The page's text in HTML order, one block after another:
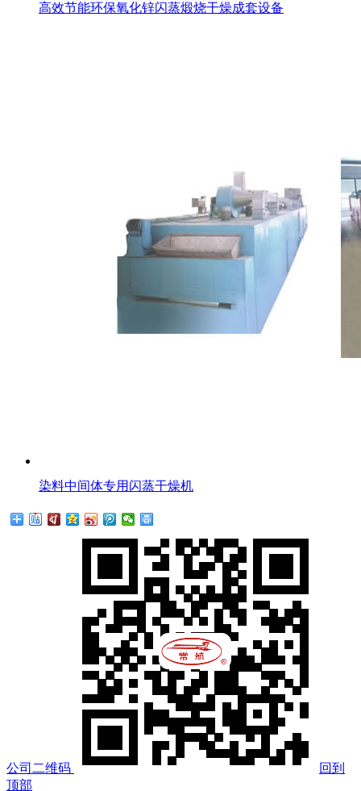
高效节能环保氧化锌闪蒸煅烧干燥成套设备
染料中间体专用闪蒸干燥机
公司二维码
回到
顶部